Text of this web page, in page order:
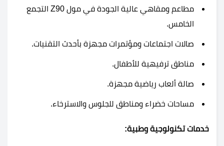
مطاعم ومقاهي عالية الجودة في مول Z90 التجمع
الخامس.
صالات اجتماعات ومؤتمرات مجهزة بأحدث التقنيات.
مناطق ترفيهية للأطفال.
صالة ألعاب رياضية مجهزة.
مساحات خضراء ومناطق للجلوس والاسترخاء.
خدمات تكنولوجية وطبية: